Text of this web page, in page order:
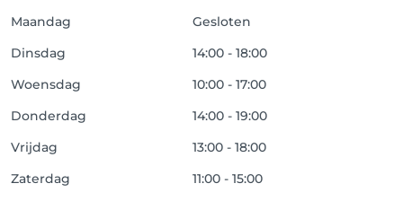
Maandag
Gesloten
Dinsdag
14:00 - 18:00
Woensdag
10:00 - 17:00
Donderdag
14:00 - 19:00
Vrijdag
13:00 - 18:00
Zaterdag
11:00 - 15:00